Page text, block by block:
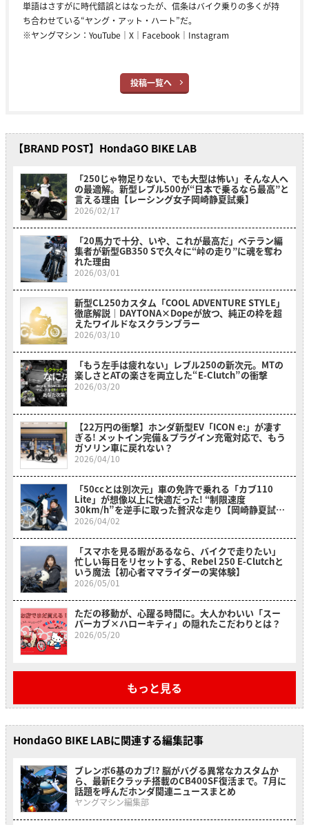
単語はさすがに時代錯誤とはなったが、信条はバイク乗りの多くが持
ち合わせている“ヤング・アット・ハート”だ。
※ヤングマシン： YouTube ｜ X ｜ Facebook ｜ Instagram
投稿一覧へ
【BRAND POST】HondaGO BIKE LAB
「250じゃ物足りない、でも大型は怖い」そんな人へ
の最適解。新型レブル500が“日本で乗るなら最高”と
言える理由【レーシング女子岡崎静夏試乗】
2026/02/17
「20馬力で十分、いや、これが最高だ」ベテラン編
集者が新型GB350 Sで久々に“峠の走り”に魂を奪わ
れた理由
2026/03/01
新型CL250カスタム「COOL ADVENTURE STYLE」
徹底解説｜DAYTONA×Dopeが放つ、純正の枠を超
えたワイルドなスクランブラー
2026/03/10
「もう左手は疲れない」レブル250の新次元。MTの
楽しさとATの楽さを両立した“E-Clutch”の衝撃
2026/03/20
【22万円の衝撃】ホンダ新型EV「ICON e:」が凄す
ぎる! メットイン完備＆プラグイン充電対応で、もう
ガソリン車に戻れない？
2026/04/10
「50ccとは別次元」車の免許で乗れる「カブ110
Lite」が想像以上に快適だった! “制限速度
30km/h”を逆手に取った贅沢な走り【岡崎静夏試乗
レビュー】
2026/04/02
「スマホを見る暇があるなら、バイクで走りたい」
忙しい毎日をリセットする、Rebel 250 E-Clutchと
いう魔法【初心者ママライダーの実体験】
2026/05/01
ただの移動が、心躍る時間に。大人かわいい「スー
パーカブ×ハローキティ」の隠れたこだわりとは？
2026/05/20
もっと見る
HondaGO BIKE LABに関連する編集記事
ブレンボ6基のカブ!? 脳がバグる異常なカスタムか
ら、最新Eクラッチ搭載のCB400SF復活まで。7月に
話題を呼んだホンダ関連ニュースまとめ
ヤングマシン編集部